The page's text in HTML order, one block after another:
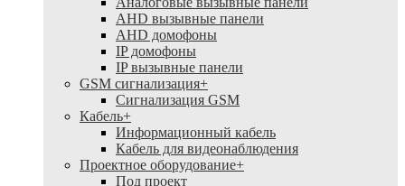
AHD вызывные панели
AHD домофоны
IP домофоны
IP вызывные панели
GSM сигнализация+
Cигнализация GSM
Кабель+
Информационный кабель
Кабель для видеонаблюдения
Проектное оборудование+
Под проект